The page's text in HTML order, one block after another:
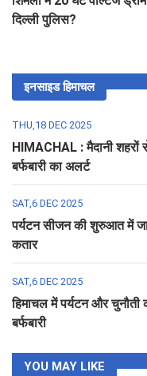
दिल्ली पुलिस?
इनसाइड हिमाचल
THU,18 DEC 2025
HIMACHAL : मैदानी शहरों
बर्फबारी का अलर्ट
SAT,6 DEC 2025
पर्यटन सीजन की शुरुआत में
कतार
SAT,6 DEC 2025
हिमाचल में पर्यटन और चुनौती
बर्फबारी
YOU MAY LIKE